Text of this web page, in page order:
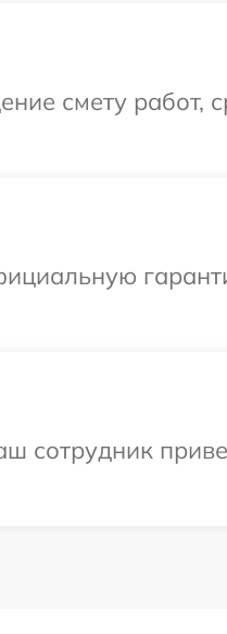
смету работ,
сотрудник